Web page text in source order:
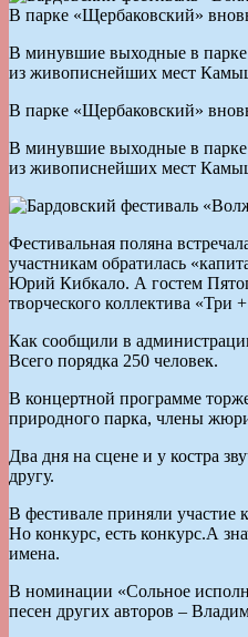
В парке «Щербаковский»
В минувшие выходные в парке
из живописнейших мест
В парке «Щербаковский»
В минувшие выходные в парке
из живописнейших мест
Фестивальная поляна
участникам обратилась
Юрий Кибкало. А гостем
творческого коллектива «Три
Как сообщили в
Всего порядка 250 человек.
В концертной программе
природного парка, члены
Два дня на сцене и у костра
другу.
В фестивале приняли
Но конкурс, есть конкурс.А
имена.
В номинации «Сольное
песен других авторов –